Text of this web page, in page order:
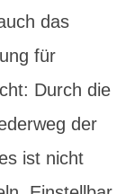
das
für
Durch die
der
ist nicht